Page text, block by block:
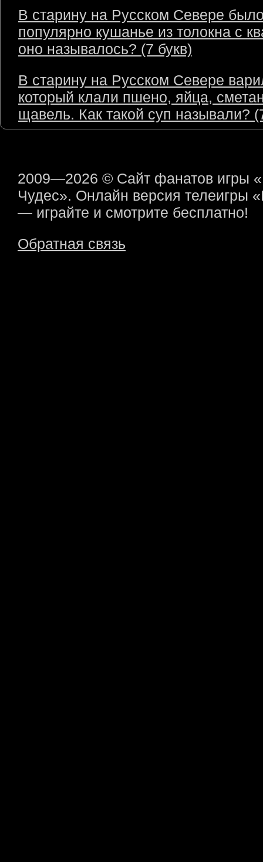
В старину на Русском Севере
популярно кушанье из толокна с
оно называлось? (7 букв)
В старину на Русском Севере
который клали пшено, яйца,
щавель. Как такой суп называли?
2009—2026 © Сайт фанатов игры
Чудес». Онлайн версия телеигры
— играйте и смотрите бесплатно!
Обратная связь